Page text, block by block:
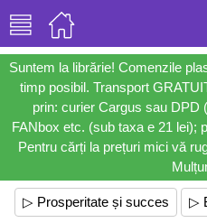
Suntem la librărie! Comenzile
timp posibil. Transport
prin: curier Cargus sau DPD
FANbox etc. (sub taxa e 21 lei);
Pentru cărți la prețuri mici vă
▷ Prosperitate și succes ▷